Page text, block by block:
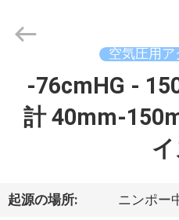
ダ
Copyright
FENGHUA
AUTOMATIC
CONTROL
CO.,LTD.
空気圧用
-76cmHG -
計 40mm-
起源の場所: ニンポー